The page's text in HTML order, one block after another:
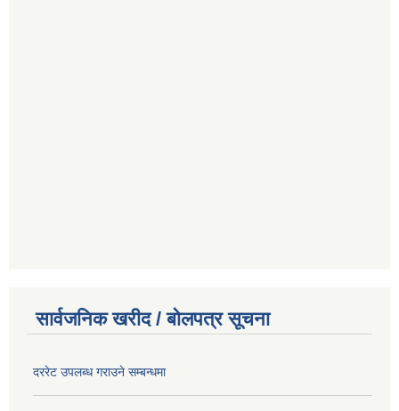
सार्वजनिक खरीद / बोलपत्र सूचना
दररेट उपलब्ध गराउने सम्बन्धमा